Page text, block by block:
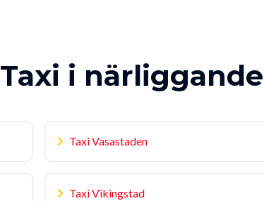
Taxi i
Taxi Vasastaden
Taxi Vikingstad